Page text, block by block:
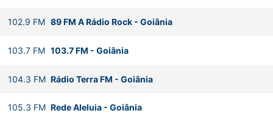
102.9 FM 89 FM A Rádio Rock- Goiânia
103.7 FM 103.7 FM - Goiânia
104.3 FM Rádio Terra FM - Goiânia
105.3 FM Rede Aleluia- Goiânia